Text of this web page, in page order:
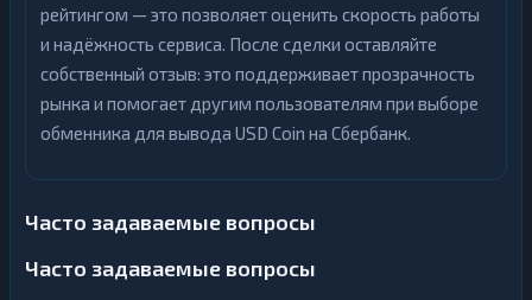
рейтингом — это позволяет оценить скорость работы
и надёжность сервиса. После сделки оставляйте
собственный отзыв: это поддерживает прозрачность
рынка и помогает другим пользователям при выборе
обменника для вывода USD Coin на Сбербанк.
Часто задаваемые вопросы
Часто задаваемые вопросы